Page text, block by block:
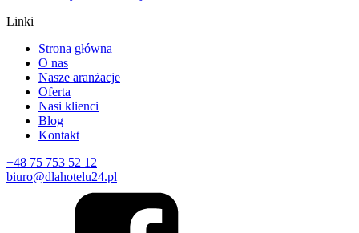
Linki
Strona główna
O nas
Nasze aranżacje
Oferta
Nasi klienci
Blog
Kontakt
+48 75 753 52 12
biuro@dlahotelu24.pl